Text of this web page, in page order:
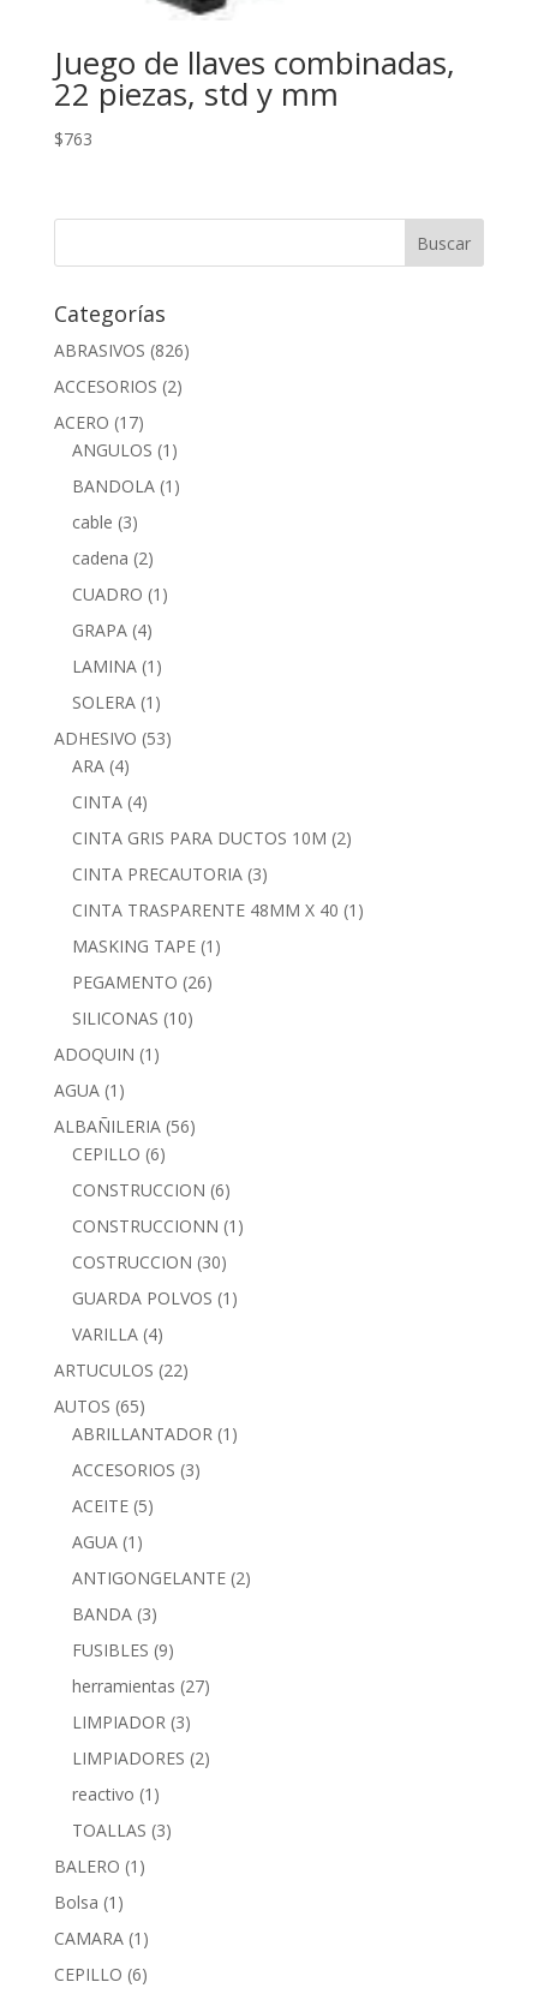
Juego de llaves combinadas,
22 piezas, std y mm
$763
Categorías
ABRASIVOS (826)
ACCESORIOS (2)
ACERO (17)
ANGULOS (1)
BANDOLA (1)
cable (3)
cadena (2)
CUADRO (1)
GRAPA (4)
LAMINA (1)
SOLERA (1)
ADHESIVO (53)
ARA (4)
CINTA (4)
CINTA GRIS PARA DUCTOS 10M (2)
CINTA PRECAUTORIA (3)
CINTA TRASPARENTE 48MM X 40 (1)
MASKING TAPE (1)
PEGAMENTO (26)
SILICONAS (10)
ADOQUIN (1)
AGUA (1)
ALBAÑILERIA (56)
CEPILLO (6)
CONSTRUCCION (6)
CONSTRUCCIONN (1)
COSTRUCCION (30)
GUARDA POLVOS (1)
VARILLA (4)
ARTUCULOS (22)
AUTOS (65)
ABRILLANTADOR (1)
ACCESORIOS (3)
ACEITE (5)
AGUA (1)
ANTIGONGELANTE (2)
BANDA (3)
FUSIBLES (9)
herramientas (27)
LIMPIADOR (3)
LIMPIADORES (2)
reactivo (1)
TOALLAS (3)
BALERO (1)
Bolsa (1)
CAMARA (1)
CEPILLO (6)